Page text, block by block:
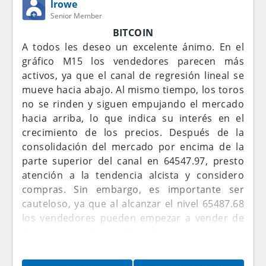
acercado algo más al mercado a esa
combinación favorable, pero la confirmación
de los próximos datos de inflación será crucial.
El Índice de Precios al Consumidor de EE. UU.
para julio está programado para el 12 de
agosto, lo que convierte a la próxima
publicación de inflación en uno de los
catalizadores macro más importantes a corto
plazo para Bitcoin.
Los fundamentales específicos de mercado de
Bitcoin siguen siendo mixtos. El acceso
institucional a través de productos cotizados
al contado ha transformado la estructura del
mercado del activo, pero los flujos de ETF han
sido volátiles en lugar de consistentemente
experimentaron salidas significativas durante
поддержек и само собой закрепление ниже
приветствуется, без закрепления просто
могут нарисовать ложный выход. Всем
добра.
lrowe
Senior Member
BITCOIN
A todos les deseo un excelente ánimo. En el
gráfico M15 los vendedores parecen más
activos, ya que el canal de regresión lineal se
mueve hacia abajo. Al mismo tiempo, los toros
no se rinden y siguen empujando el mercado
hacia arriba, lo que indica su interés en el
crecimiento de los precios. Después de la
consolidación del mercado por encima de la
parte superior del canal en 64547.97, presto
atención a la tendencia alcista y considero
compras. Sin embargo, es importante ser
cauteloso, ya que al alcanzar el nivel 65487.68
los vendedores pueden empezar a vender de
en el nivel objetivo, pero también se puede